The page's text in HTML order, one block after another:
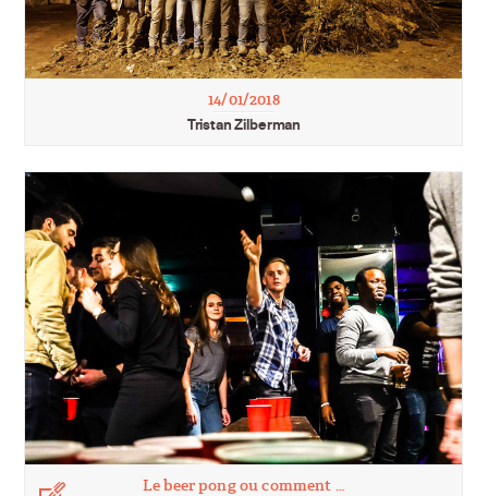
14/01/2018
Tristan Zilberman
Le beer pong ou comment …